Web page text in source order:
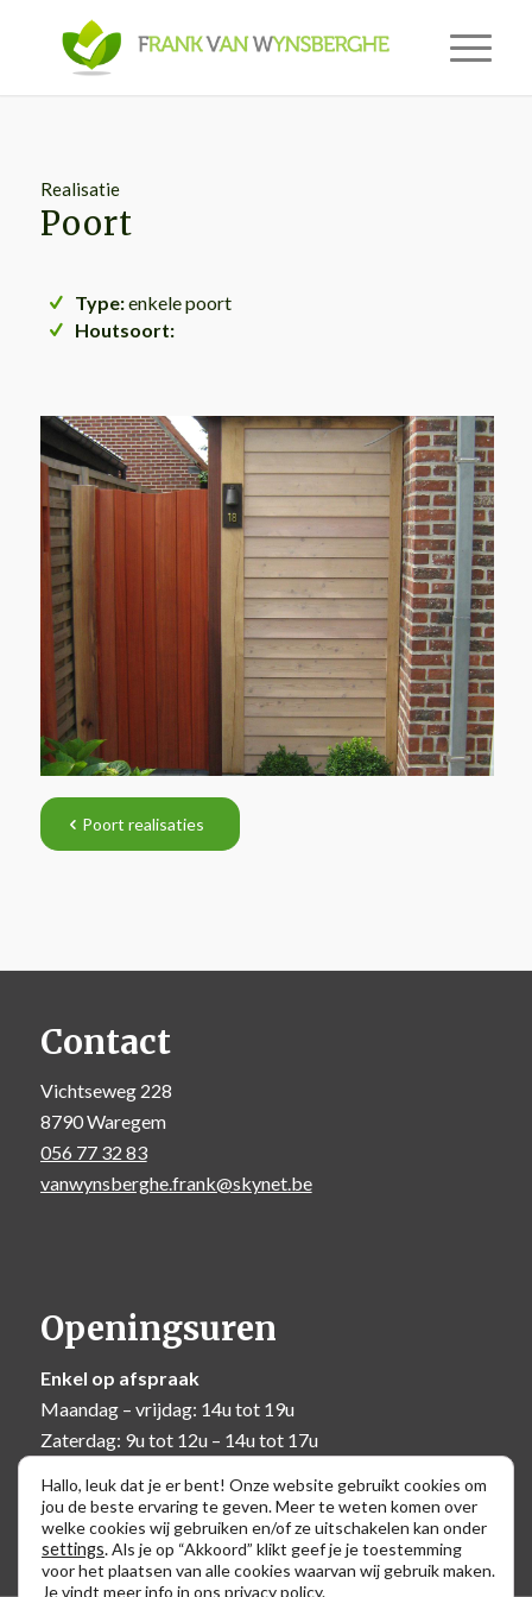
Realisatie
Poort
Type:enkele poort
Houtsoort:
Poort realisaties
Contact
Vichtseweg 228
8790 Waregem
056 77 32 83
vanwynsberghe.frank@skynet.be
Openingsuren
Enkel op afspraak
Maandag – vrijdag: 14u tot 19u
Zaterdag: 9u tot 12u – 14u tot 17u
Hallo, leuk dat je er bent! Onze website gebruikt cookies om
jou de beste ervaring te geven. Meer te weten komen over
welke cookies wij gebruiken en/of ze uitschakelen kan onder
settings.Als je op “Akkoord” klikt geef je je toestemming
voor het plaatsen van alle cookies waarvan wij gebruik maken.
Je vindt meer info in ons privacy policy.